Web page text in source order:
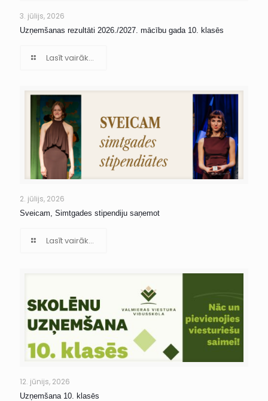
3. jūlijs, 2026
Uzņemšanas rezultāti 2026./2027. mācību gada 10. klasēs
Lasīt vairāk...
2. jūlijs, 2026
Sveicam, Simtgades stipendiju saņemot
Lasīt vairāk...
12. jūnijs, 2026
Uzņemšana 10. klasēs